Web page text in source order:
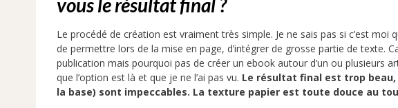
vous le résultat final ?
Le procédé de création est vraiment très simple. Je ne sais pas si c’est
de permettre lors de la mise en page, d’intégrer de grosse partie de texte.
publication mais pourquoi pas de créer un ebook autour d’un ou plusieurs
que l’option est là et que je ne l’ai pas vu. Le résultat final est trop beau,
la base) sont impeccables. La texture papier est toute douce au